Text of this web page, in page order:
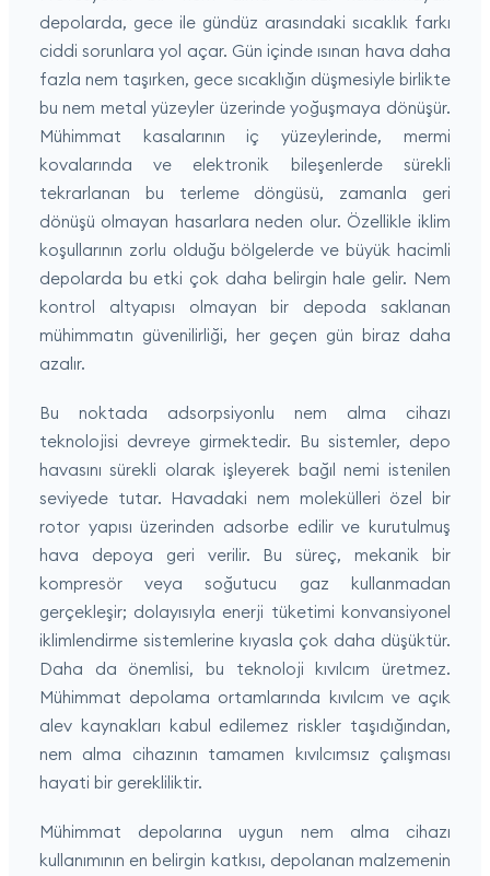
depolarda, gece ile gündüz arasındaki sıcaklık farkı
ciddi sorunlara yol açar. Gün içinde ısınan hava daha
fazla nem taşırken, gece sıcaklığın düşmesiyle birlikte
bu nem metal yüzeyler üzerinde yoğuşmaya dönüşür.
Mühimmat kasalarının iç yüzeylerinde, mermi
kovalarında ve elektronik bileşenlerde sürekli
tekrarlanan bu terleme döngüsü, zamanla geri
dönüşü olmayan hasarlara neden olur. Özellikle iklim
koşullarının zorlu olduğu bölgelerde ve büyük hacimli
depolarda bu etki çok daha belirgin hale gelir. Nem
kontrol altyapısı olmayan bir depoda saklanan
mühimmatın güvenilirliği, her geçen gün biraz daha
azalır.
Bu noktada adsorpsiyonlu nem alma cihazı
teknolojisi devreye girmektedir. Bu sistemler, depo
havasını sürekli olarak işleyerek bağıl nemi istenilen
seviyede tutar. Havadaki nem molekülleri özel bir
rotor yapısı üzerinden adsorbe edilir ve kurutulmuş
hava depoya geri verilir. Bu süreç, mekanik bir
kompresör veya soğutucu gaz kullanmadan
gerçekleşir; dolayısıyla enerji tüketimi konvansiyonel
iklimlendirme sistemlerine kıyasla çok daha düşüktür.
Daha da önemlisi, bu teknoloji kıvılcım üretmez.
Mühimmat depolama ortamlarında kıvılcım ve açık
alev kaynakları kabul edilemez riskler taşıdığından,
nem alma cihazının tamamen kıvılcımsız çalışması
hayati bir gerekliliktir.
Mühimmat depolarına uygun nem alma cihazı
kullanımının en belirgin katkısı, depolanan malzemenin